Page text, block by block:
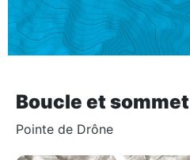
Boucle et sommet
Pointe de Drône